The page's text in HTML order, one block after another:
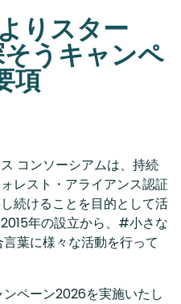
りスター
うキャンペ
項
コンソーシアムは、持続
レスト・アライアンス認証
続けることを目的として活
年の設立から、#小さな
葉に様々な活動を行って
ペーン2026を実施いたし